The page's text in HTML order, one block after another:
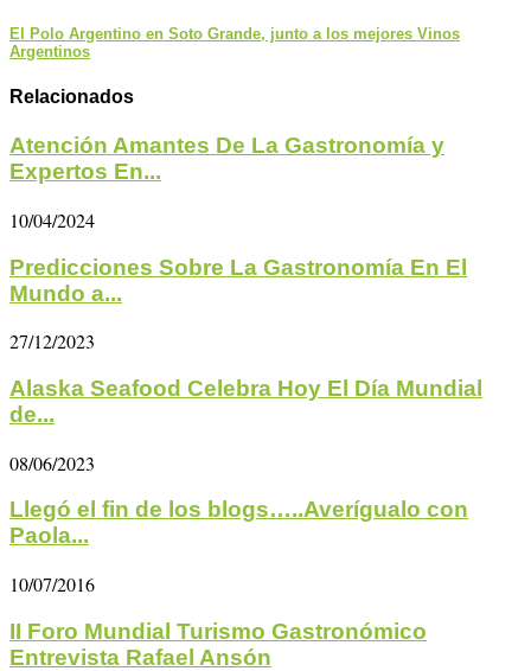
El Polo Argentino en Soto Grande, junto a los mejores Vinos
Argentinos
Relacionados
Atención Amantes De La Gastronomía y
Expertos En...
10/04/2024
Predicciones Sobre La Gastronomía En El
Mundo a...
27/12/2023
Alaska Seafood Celebra Hoy El Día Mundial
de...
08/06/2023
Llegó el fin de los blogs…..Averígualo con
Paola...
10/07/2016
II Foro Mundial Turismo Gastronómico
Entrevista Rafael Ansón